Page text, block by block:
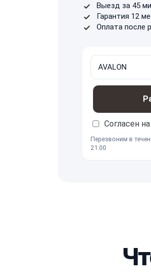
Выезд за 45
Гарантия 12
Оплата после
Согласен
Перезвоним в
21:00